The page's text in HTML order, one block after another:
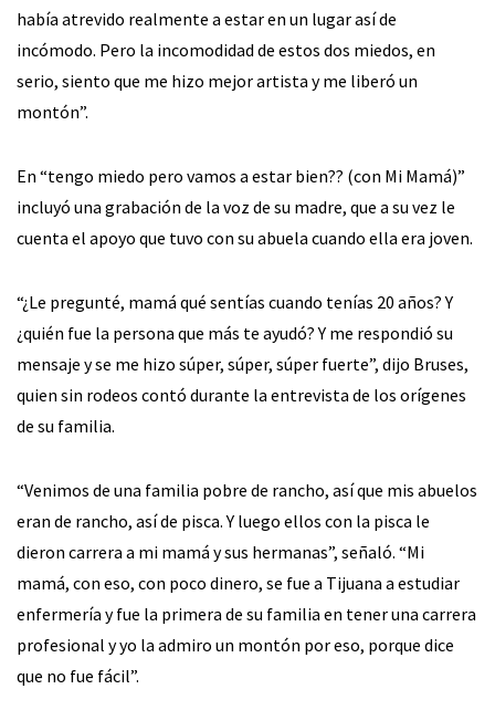
había atrevido realmente a estar en un lugar así de
incómodo. Pero la incomodidad de estos dos miedos, en
serio, siento que me hizo mejor artista y me liberó un
montón”.
En “tengo miedo pero vamos a estar bien?? (con Mi Mamá)”
incluyó una grabación de la voz de su madre, que a su vez le
cuenta el apoyo que tuvo con su abuela cuando ella era joven.
“¿Le pregunté, mamá qué sentías cuando tenías 20 años? Y
¿quién fue la persona que más te ayudó? Y me respondió su
mensaje y se me hizo súper, súper, súper fuerte”, dijo Bruses,
quien sin rodeos contó durante la entrevista de los orígenes
de su familia.
“Venimos de una familia pobre de rancho, así que mis abuelos
eran de rancho, así de pisca. Y luego ellos con la pisca le
dieron carrera a mi mamá y sus hermanas”, señaló. “Mi
mamá, con eso, con poco dinero, se fue a Tijuana a estudiar
enfermería y fue la primera de su familia en tener una carrera
profesional y yo la admiro un montón por eso, porque dice
que no fue fácil”.